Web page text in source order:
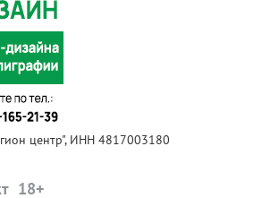
центр", ИНН 4817003180